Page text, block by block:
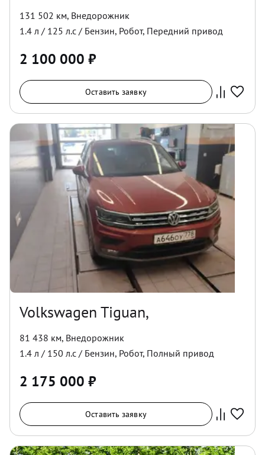
131 502 км, Внедорожник
1.4 л / 125 л.с / Бензин, Робот, Передний привод
2 100 000 ₽
Оставить заявку
Volkswagen Tiguan,
81 438 км, Внедорожник
1.4 л / 150 л.с / Бензин, Робот, Полный привод
2 175 000 ₽
Оставить заявку